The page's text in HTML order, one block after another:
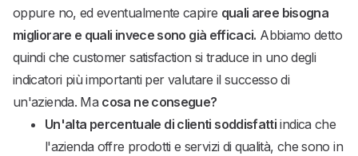
oppure no, ed eventualmente capire quali aree bisogna
migliorare e quali invece sono già efficaci. Abbiamo detto
quindi che customer satisfaction si traduce in uno degli
indicatori più importanti per valutare il successo di
un'azienda. Ma cosa ne consegue?
Un'alta percentuale di clienti soddisfatti indica che
l'azienda offre prodotti e servizi di qualità, che sono in